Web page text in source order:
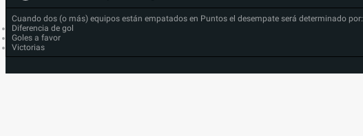
Cuando dos (o más) equipos están empatados en Puntos el desempate será determinado por:
Diferencia de gol
Goles a favor
Victorias